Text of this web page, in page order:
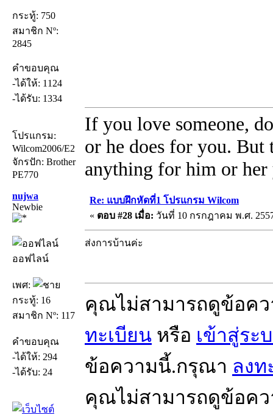
กระทู้: 750
สมาชิก Nº:
2845
คำขอบคุณ
-ได้ให้: 1124
-ได้รับ: 1334
โปรแกรม:
Wilcom2006/E2
จักรปัก: Brother
PE770
If you love someone,
or he does for you.
anything for him or her
nujwa
Newbie
ออฟไลน์
เพศ:
กระทู้: 16
สมาชิก Nº: 117
คำขอบคุณ
-ได้ให้: 294
-ได้รับ: 24
Re: แบบฝึกหัดที่1 โปรแกรม Wilcom
« ตอบ #28 เมื่อ: วันที่ 10 กรกฎาคม พ.ศ.
ส่งการบ้านค่ะ
คุณไม่สามารถดูข้อค
ทะเบียน หรือ เข้าสู่ระ
ข้อความนี้.กรุณา ลงท
คุณไม่สามารถดูข้อค